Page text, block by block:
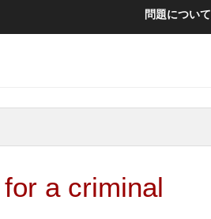
問題について
a criminal